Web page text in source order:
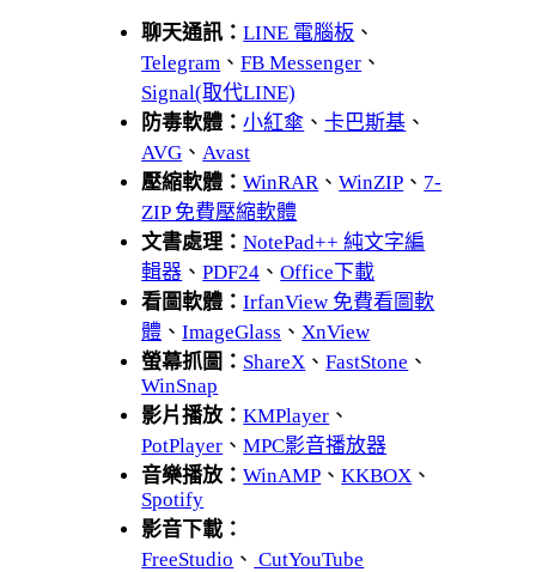
聊天通訊：LINE 電腦板 、
Telegram 、FB Messenger 、
Signal(取代LINE)
防毒軟體：小紅傘 、卡巴斯基 、
AVG 、 Avast
壓縮軟體：WinRAR 、WinZIP 、 7-
ZIP 免費壓縮軟體
文書處理：NotePad++ 純文字編
輯器 、PDF24 、Office下載
看圖軟體：IrfanView 免費看圖軟
體 、ImageGlass 、 XnView
螢幕抓圖： ShareX 、FastStone 、
WinSnap
影片播放：KMPlayer 、
PotPlayer 、MPC影音播放器
音樂播放：WinAMP 、KKBOX 、
Spotify
影音下載：
FreeStudio 、 CutYouTube